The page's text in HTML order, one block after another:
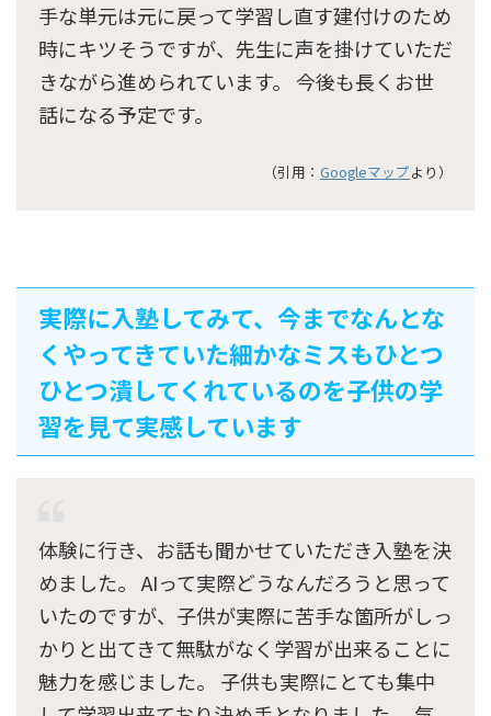
手な単元は元に戻って学習し直す建付けのため
時にキツそうですが、先生に声を掛けていただ
きながら進められています。 今後も長くお世
話になる予定です。
（引用： Googleマップより）
実際に入塾してみて、今までなんとな
くやってきていた細かなミスもひとつ
ひとつ潰してくれているのを子供の学
習を見て実感しています
体験に行き、お話も聞かせていただき入塾を決
めました。 AIって実際どうなんだろうと思って
いたのですが、子供が実際に苦手な箇所がしっ
かりと出てきて無駄がなく学習が出来ることに
魅力を感じました。 子供も実際にとても集中